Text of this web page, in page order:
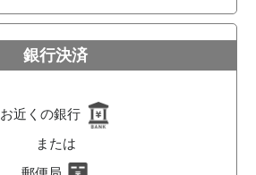
銀行決済
お近くの銀行
または